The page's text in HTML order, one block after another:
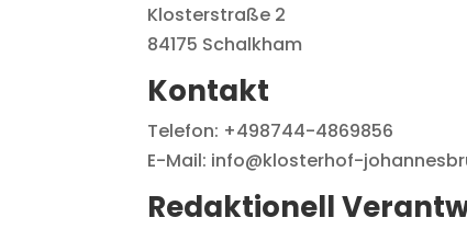
Klosterstraße 2
84175 Schalkham
Kontakt
Telefon: +498744-4869856
E-Mail: info@klosterhof-
Redaktionell